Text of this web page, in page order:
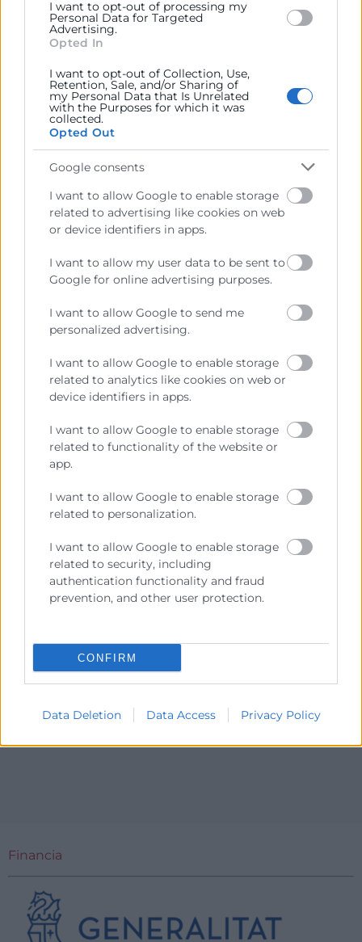
I want to opt-out of processing my
Personal Data for Targeted
Advertising.
Opted In
I want to opt-out of Collection, Use,
Retention, Sale, and/or Sharing of
my Personal Data that Is Unrelated
with the Purposes for which it was
collected.
Opted Out
Google consents
I want to allow Google to enable storage
related to advertising like cookies on web
or device identifiers in apps.
I want to allow my user data to be sent to
Google for online advertising purposes.
I want to allow Google to send me
personalized advertising.
I want to allow Google to enable storage
related to analytics like cookies on web or
device identifiers in apps.
I want to allow Google to enable storage
related to functionality of the website or
app.
I want to allow Google to enable storage
related to personalization.
I want to allow Google to enable storage
related to security, including
authentication functionality and fraud
prevention, and other user protection.
CONFIRM
Data Deletion Data Access Privacy Policy
como instrumento de gestión en épocas de
incertidumbre.
7. Define la estrategia y elabora un plan.
Determinación de la misión, la visión y los
valores de la empresa.
Objetivos estratégicos y objetivos
operativos.
El plan de acciones y la toma de decisiones.
METODOLOGÍA
La metodología propuesta desarrolla la capacidad
para tomar decisiones estratégicas y operativas en la
empresa, entender de forma global las
reforzar las habilidades para la reflexión, el trabajo
individual y en equipo, fomentando el intercambio
de conocimiento y experiencias entre los alumnos.
En el programa se trabajarán las herramientas
necesarias para diseñar actuaciones innovadoras que
trasferencia de conocimientos, herramientas y
habilidades en la gestión de las empresas.
Además de las sesiones presenciales y como
elemento diferencial de gran valor añadido, cada
empresa participante recibirá tutorías
individualizadas online por expertos profesionales en
Este programa tiene una duración de 42 horas
grupales y 10,5 horas de acompañamiento y
plan de reestructuración empresarial.
Financia